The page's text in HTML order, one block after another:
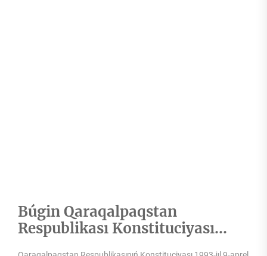
Búgin Qaraqalpaqstan
Respublikası Konstituciyası